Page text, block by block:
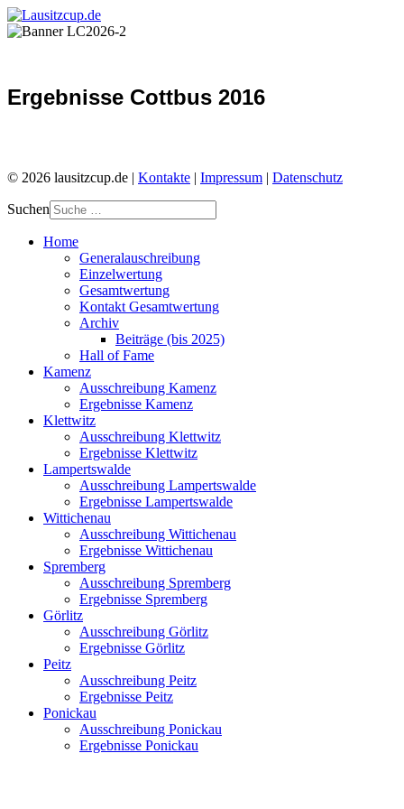
Ergebnisse Cottbus 2016
© 2026 lausitzcup.de | Kontakte | Impressum | Datenschutz
Suchen
Home
Generalauschreibung
Einzelwertung
Gesamtwertung
Kontakt Gesamtwertung
Archiv
Beiträge (bis 2025)
Hall of Fame
Kamenz
Ausschreibung Kamenz
Ergebnisse Kamenz
Klettwitz
Ausschreibung Klettwitz
Ergebnisse Klettwitz
Lampertswalde
Ausschreibung Lampertswalde
Ergebnisse Lampertswalde
Wittichenau
Ausschreibung Wittichenau
Ergebnisse Wittichenau
Spremberg
Ausschreibung Spremberg
Ergebnisse Spremberg
Görlitz
Ausschreibung Görlitz
Ergebnisse Görlitz
Peitz
Ausschreibung Peitz
Ergebnisse Peitz
Ponickau
Ausschreibung Ponickau
Ergebnisse Ponickau